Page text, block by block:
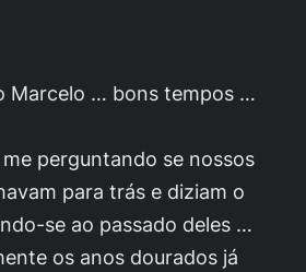
Marcelo … bons tempos …
perguntando se nossos
para trás e diziam o
se ao passado deles …
os anos dourados já